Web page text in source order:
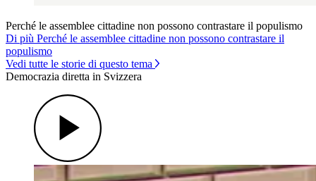
Perché le assemblee cittadine non possono contrastare il populismo
Di più Perché le assemblee cittadine non possono contrastare il
populismo
Vedi tutte le storie di questo tema
Democrazia diretta in Svizzera